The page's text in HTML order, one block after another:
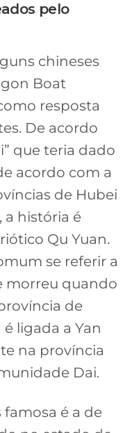
pelo
chineses
Boat
resposta
De acordo
que teria dado
acordo com a
de Hubei
a história é
Qu Yuan.
se referir a
morreu quando
de
é ligada a Yan
na província
Dai.
famosa é a de